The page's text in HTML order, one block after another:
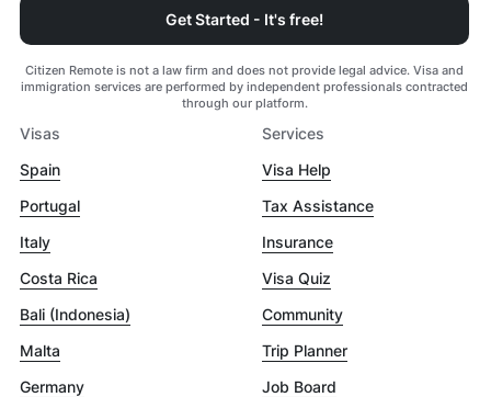
Get Started - It's free!
Citizen Remote is not a law firm and does not provide legal advice. Visa and
immigration services are performed by independent professionals contracted
through our platform.
Visas
Spain
Portugal
Italy
Costa Rica
Bali (Indonesia)
Malta
Germany
Services
Visa Help
Tax Assistance
Insurance
Visa Quiz
Community
Trip Planner
Job Board